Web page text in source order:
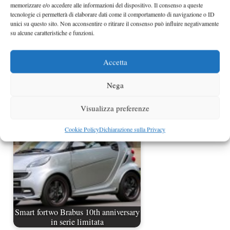
memorizzare e/o accedere alle informazioni del dispositivo. Il consenso a queste
tecnologie ci permetterà di elaborare dati come il comportamento di navigazione o ID
unici su questo sito. Non acconsentire o ritirare il consenso può influire negativamente
su alcune caratteristiche e funzioni.
Accetta
Nega
Visualizza preferenze
Cookie PolicyDichiarazione sulla Privacy
Smart forstars Concept al Salone di
Smart fortwo Brabus 10th anniversary
in serie limitata